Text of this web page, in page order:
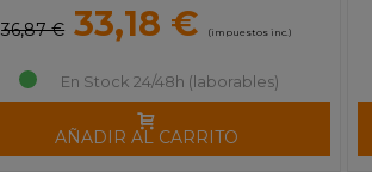
36,87 € 33,18 € (impuestos inc.)
En Stock 24/48h (laborables)
AÑADIR AL CARRITO